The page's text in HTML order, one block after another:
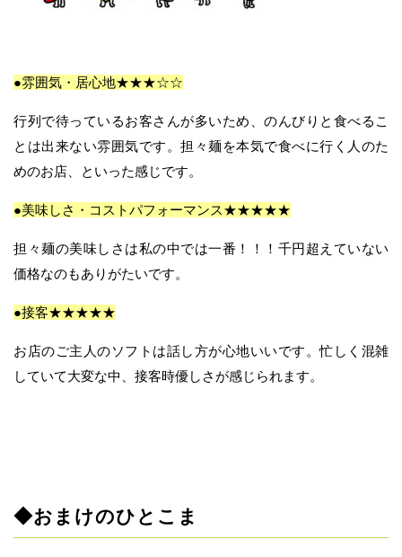
●雰囲気・居心地★★★☆☆
行列で待っているお客さんが多いため、のんびりと食べるこ
とは出来ない雰囲気です。担々麺を本気で食べに行く人のた
めのお店、といった感じです。
●美味しさ・コストパフォーマンス★★★★★
担々麺の美味しさは私の中では一番！！！千円超えていない
価格なのもありがたいです。
●接客★★★★★
お店のご主人のソフトは話し方が心地いいです。忙しく混雑
していて大変な中、接客時優しさが感じられます。
◆おまけのひとこま